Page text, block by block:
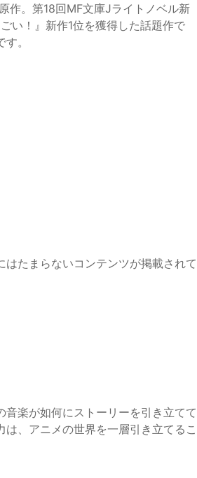
作。第18回MF文庫Jライトノベル新
い！』新作1位を獲得した話題作で
。
たまらないコンテンツが掲載されて
楽が如何にストーリーを引き立てて
、アニメの世界を一層引き立てるこ